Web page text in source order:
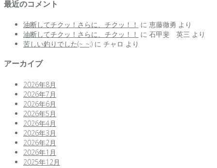
最近のコメント
油断してチクッ！さらに、チクッ！！ に 恵藤徹勇 より
油断してチクッ！さらに、チクッ！！ に 石甲斐 英三 より
苦しい釣りでした(~_~;) に チャロ より
アーカイブ
2026年8月
2026年7月
2026年6月
2026年5月
2026年4月
2026年3月
2026年2月
2026年1月
2025年12月